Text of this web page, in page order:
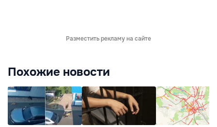
Разместить рекламу на сайте
Похожие новости